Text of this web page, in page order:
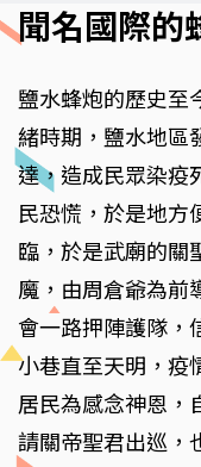
聞名國際的
鹽水蜂炮的歷史至
緒時期，鹽水地區
達，造成民眾染疫
民恐慌，於是地方
臨，於是武廟的關
魔，由周倉爺為前
會一路押陣護隊，
小巷直至天明，疫
居民為感念神恩，
請關帝聖君出巡，